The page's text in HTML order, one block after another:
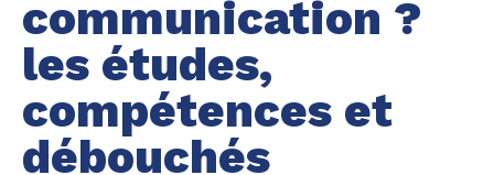
communication ?
les études,
compétences et
débouchés